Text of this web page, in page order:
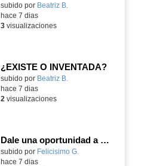
Contenido educativo.
subido por Beatriz B.
hace 7 dias
3visualizaciones
¿EXISTE O INVENTADA?
Contenido educativo.
subido por Beatriz B.
hace 7 dias
2 visualizaciones
Dale una oportunidad a los Chromebooks y utiliza un proyector para realizar talleres si no tienes pantallas táctiles
Contenido educativo.
subido por Felicisimo G.
hace 7 dias